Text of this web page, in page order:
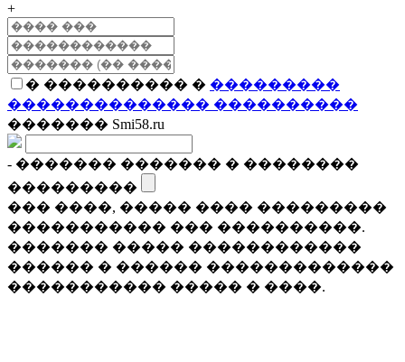
+
� ���������� � ���������
�������������� ����������
������� Smi58.ru
- ������� ������� � ��������
���������
��� ����, ����� ���� ���������
����������� ��� ����������.
������� ����� ������������
������ � ������ �������������
����������� ����� � ����.